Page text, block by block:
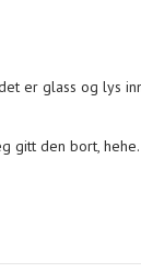
det er glass og
gitt den bort, hehe.